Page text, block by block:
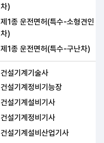
차)
제1종 운전면허(특수-소형견인
차)
제1종 운전면허(특수-구난차)
건설기계기술사
건설기계정비기능장
건설기계설비기사
건설기계정비기사
건설기계설비산업기사